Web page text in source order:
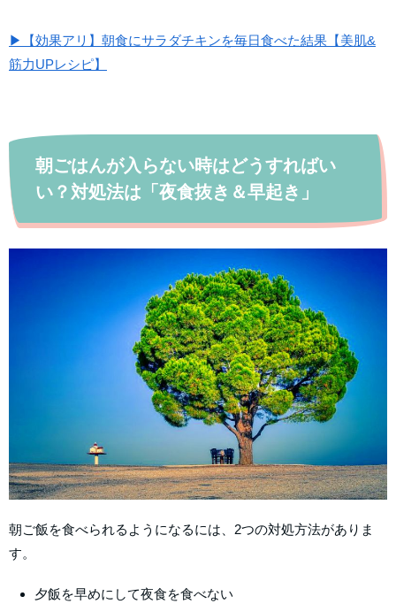
▶【効果アリ】朝食にサラダチキンを毎日食べた結果【美肌&
筋力UPレシピ】
朝ごはんが入らない時はどうすればい
い？対処法は「夜食抜き＆早起き」
朝ご飯を食べられるようになるには、2つの対処方法がありま
す。
夕飯を早めにして夜食を食べない